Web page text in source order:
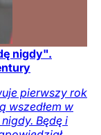
nigdy".
pierwszy rok
wszedłem w
Będę i